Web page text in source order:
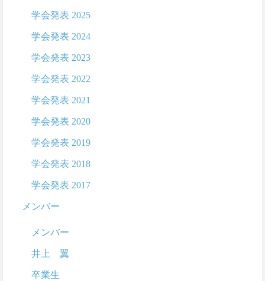
学会発表 2025
学会発表 2024
学会発表 2023
学会発表 2022
学会発表 2021
学会発表 2020
学会発表 2019
学会発表 2018
学会発表 2017
メンバー
メンバー
井上 翼
卒業生